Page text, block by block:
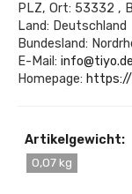
PLZ, Ort: 53332 ,
Land: Deutschland
Bundesland:
E-Mail: info@tiyo.de
Homepage:
Artikelgewicht:
0,07 kg